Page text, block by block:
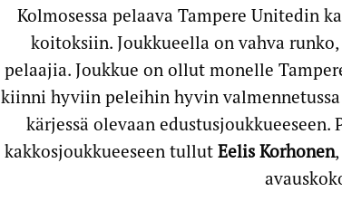
Kolmosessa pelaava Tampere Unitedin
koitoksiin. Joukkueella on vahva
pelaajia. Joukkue on ollut monelle
kiinni hyviin peleihin hyvin valmennetussa
kärjessä olevaan
kakkosjoukkueeseen tullut Eelis Korhonen